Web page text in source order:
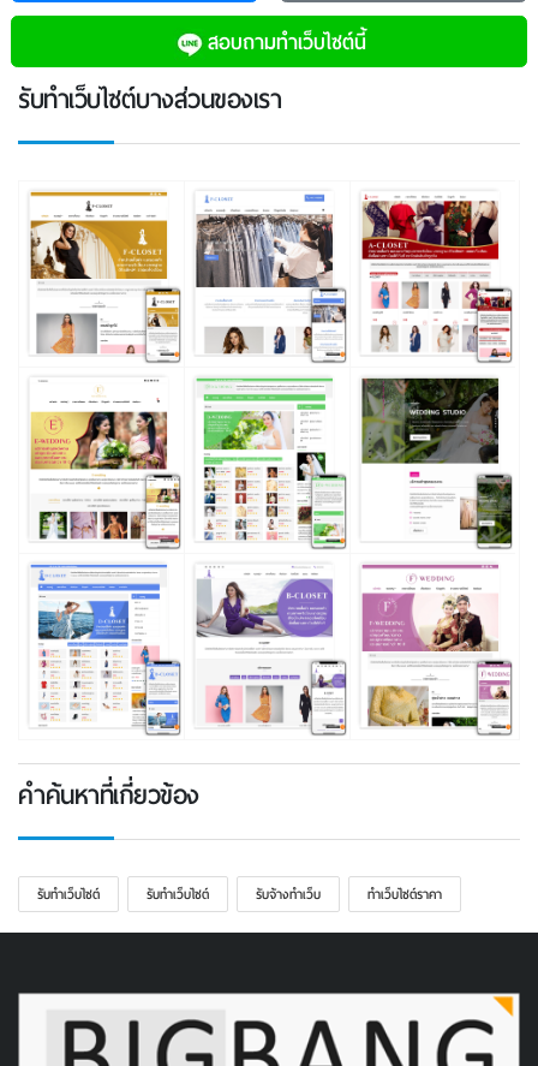
สอบถามทําเว็บไซต์นี้
รับทําเว็บไซต์บางส่วนของเรา
คำค้นหาที่เกี่ยวข้อง
รับทําเว็บไซต์ รับทําเว็บไซต์ รับจ้างทำเว็บ ทําเว็บไซต์ราคา